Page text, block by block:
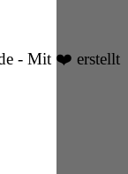
- Mit ❤️ erstellt